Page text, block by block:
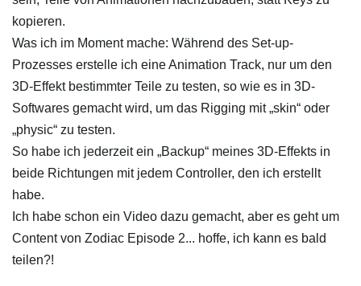
kopieren.
Was ich im Moment mache: Während des Set-up-
Prozesses erstelle ich eine Animation Track, nur um den
3D-Effekt bestimmter Teile zu testen, so wie es in 3D-
Softwares gemacht wird, um das Rigging mit „skin“ oder
„physic“ zu testen.
So habe ich jederzeit ein „Backup“ meines 3D-Effekts in
beide Richtungen mit jedem Controller, den ich erstellt
habe.
Ich habe schon ein Video dazu gemacht, aber es geht um
Content von Zodiac Episode 2... hoffe, ich kann es bald
teilen?!